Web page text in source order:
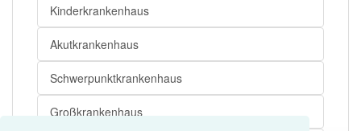
Kinderkrankenhaus
Akutkrankenhaus
Schwerpunktkrankenhaus
Großkrankenhaus